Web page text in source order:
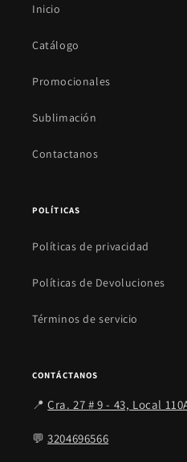
Inicio
Catálogo
Promocionales
Sublimación
Contactanos
POLÍTICAS
Políticas de privacidad
Políticas de Devoluciones
Términos de servicio
CONTÁCTANOS
📍Cra. 27 # 9 - 43, Local
💬3204696566